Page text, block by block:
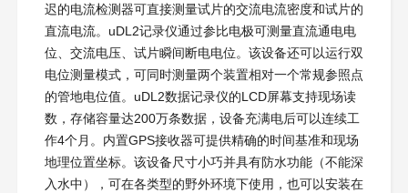
迟的电流检测器可直接测量试片的交流电流密度和试片的
直流电流。uDL2记录仪通过参比电极可测量直流通电电
位、交流电压、试片瞬间断电电位。该设备还可以运行双
电位测量模式，可同时测量两个装置相对一个常规参照点
的管地电位值。uDL2数据记录仪的LCD屏幕支持现场读
数，存储容量达200万条数据，设备充满电后可以连续工
作4个月。内置GPS接收器可提供精确的时间基准和现场
地理位置坐标。该设备尺寸小巧并具有防水功能（不能深
入水中），可在各类型的野外环境下使用，也可以安装在